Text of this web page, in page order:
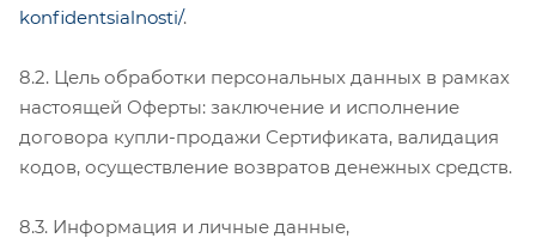
konfidentsialnosti/.
8.2. Цель обработки персональных данных в рамках
настоящей Оферты: заключение и исполнение
договора купли-продажи Сертификата, валидация
кодов, осуществление возвратов денежных средств.
8.3. Информация и личные данные,